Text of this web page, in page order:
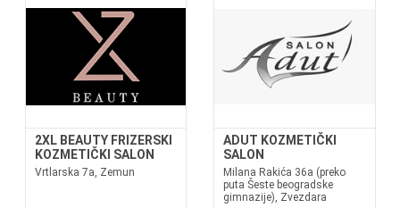
2XL BEAUTY FRIZERSKI
KOZMETIČKI SALON
Vrtlarska 7a, Zemun
ADUT KOZMETIČKI
SALON
Milana Rakića 36a (preko
puta Šeste beogradske
gimnazije), Zvezdara